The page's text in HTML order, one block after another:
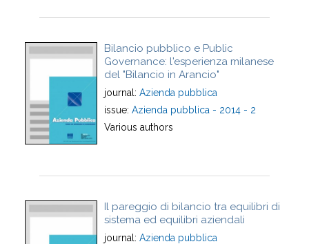
Bilancio pubblico e Public
Governance: l'esperienza milanese
del "Bilancio in Arancio"
journal: Azienda pubblica
issue: Azienda pubblica - 2014 - 2
Various authors
Il pareggio di bilancio tra equilibri di
sistema ed equilibri aziendali
journal: Azienda pubblica